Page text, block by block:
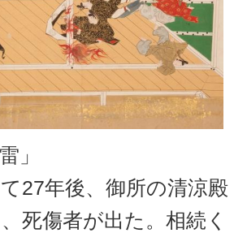
」
27年後、御所の清涼殿
死傷者が出た。相続く